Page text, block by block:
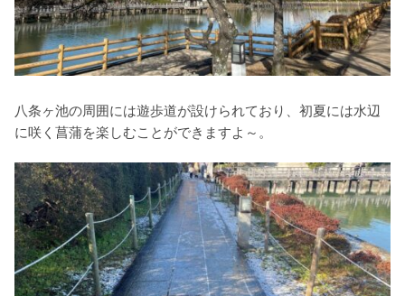
八条ヶ池の周囲には遊歩道が設けられており、初夏には水辺
に咲く菖蒲を楽しむことができますよ～。